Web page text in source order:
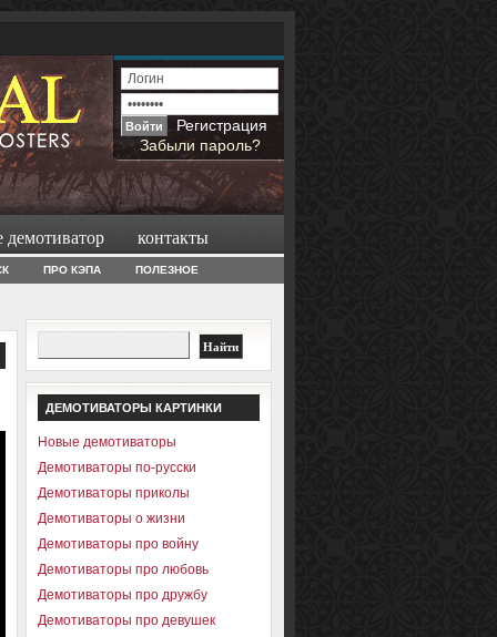
Регистрация
Забыли пароль?
демотиватор контакты
ПРО КЭПА ПОЛЕЗНОЕ
ДЕМОТИВАТОРЫ КАРТИНКИ
Новые демотиваторы
Демотиваторы по-русски
Демотиваторы приколы
Демотиваторы о жизни
Демотиваторы про войну
Демотиваторы про любовь
Демотиваторы про дружбу
Демотиваторы про девушек